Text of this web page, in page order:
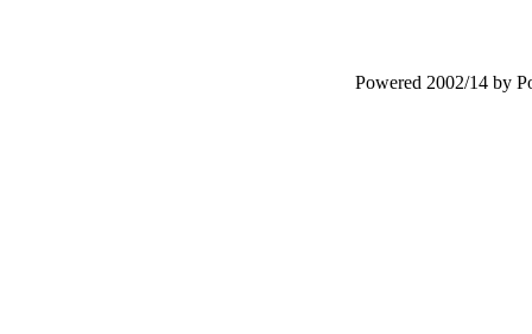
Powered 2002/14 by